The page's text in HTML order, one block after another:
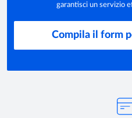
garantisci un servizio
Compila il form